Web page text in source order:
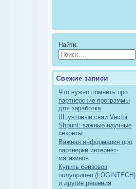
Найти:
Свежие записи
Что нужно помнить про
партнерские программы
для заработка
Шпунтовые сваи Vector
Shpunt: важные научные
секреты
Важная информация про
партнерки интернет-
магазинов
Купить бензовоз
полуприцеп (LOGINTECH)
и другие решения